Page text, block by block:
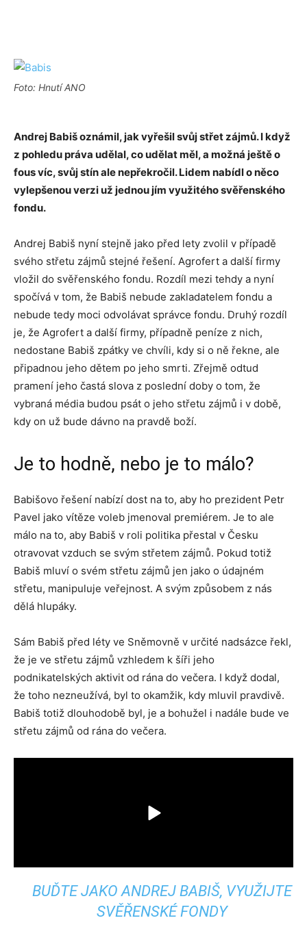
Foto: Hnutí ANO
Andrej Babiš oznámil, jak vyřešil svůj střet zájmů. I když
z pohledu práva udělal, co udělat měl, a možná ještě o
fous víc, svůj stín ale nepřekročil. Lidem nabídl o něco
vylepšenou verzi už jednou jím využitého svěřenského
fondu.
Andrej Babiš nyní stejně jako před lety zvolil v případě
svého střetu zájmů stejné řešení. Agrofert a další firmy
vložil do svěřenského fondu. Rozdíl mezi tehdy a nyní
spočívá v tom, že Babiš nebude zakladatelem fondu a
nebude tedy moci odvolávat správce fondu. Druhý rozdíl
je, že Agrofert a další firmy, případně peníze z nich,
nedostane Babiš zpátky ve chvíli, kdy si o ně řekne, ale
připadnou jeho dětem po jeho smrti. Zřejmě odtud
pramení jeho častá slova z poslední doby o tom, že
vybraná média budou psát o jeho střetu zájmů i v době,
kdy on už bude dávno na pravdě boží.
Je to hodně, nebo je to málo?
Babišovo řešení nabízí dost na to, aby ho prezident Petr
Pavel jako vítěze voleb jmenoval premiérem. Je to ale
málo na to, aby Babiš v roli politika přestal v Česku
otravovat vzduch se svým střetem zájmů. Pokud totiž
Babiš mluví o svém střetu zájmů jen jako o údajném
střetu, manipuluje veřejnost. A svým způsobem z nás
dělá hlupáky.
Sám Babiš před léty ve Sněmovně v určité nadsázce řekl,
že je ve střetu zájmů vzhledem k šíři jeho
podnikatelských aktivit od rána do večera. I když dodal,
že toho nezneužívá, byl to okamžik, kdy mluvil pravdivě.
Babiš totiž dlouhodobě byl, je a bohužel i nadále bude ve
střetu zájmů od rána do večera.
BUĎTE JAKO ANDREJ BABIŠ, VYUŽIJTE
SVĚŘENSKÉ FONDY